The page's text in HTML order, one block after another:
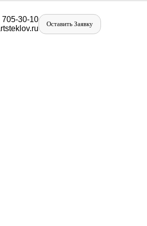
705-30-10
eklov.ru
Оставить Заявку